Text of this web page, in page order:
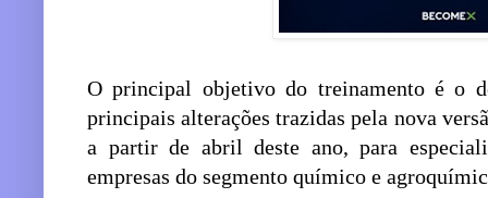
O principal objetivo do treinamento é o
principais alterações trazidas pela nova
a partir de abril deste ano, para
empresas do segmento químico e